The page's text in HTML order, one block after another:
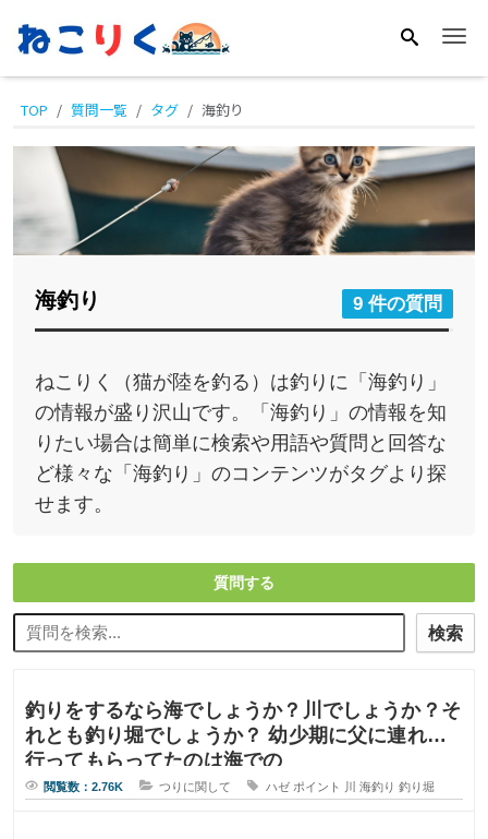
TOP 質問一覧 タグ 海釣り
海釣り 9 件の質問
ねこりく（猫が陸を釣る）は釣りに「海釣り」
の情報が盛り沢山です。「海釣り」の情報を知
りたい場合は簡単に検索や用語や質問と回答な
ど様々な「海釣り」のコンテンツがタグより探
せます。
質問する
検索
釣りをするなら海でしょうか？川でしょうか？そ
れとも釣り堀でしょうか？ 幼少期に父に連れて
行ってもらってたのは海での
閲覧数：2.76K つりに関して ハゼ ポイント 川 海釣り 釣り堀